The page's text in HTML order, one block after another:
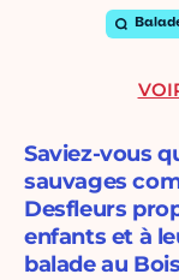
Saviez-vous
sauvages
Desfleurs
enfants et à
balade au